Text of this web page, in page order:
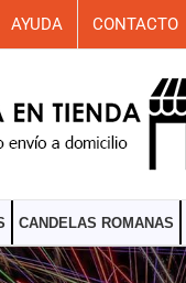
AYUDA CONTACTO
CANDELAS ROMANAS